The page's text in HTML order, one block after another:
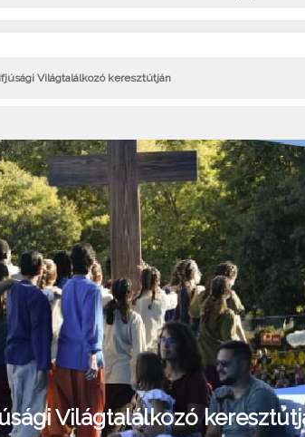
Világtalálkozó keresztútján
Világtalálkozó